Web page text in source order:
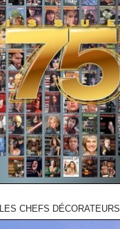
LES CHEFS DÉCORATEURS